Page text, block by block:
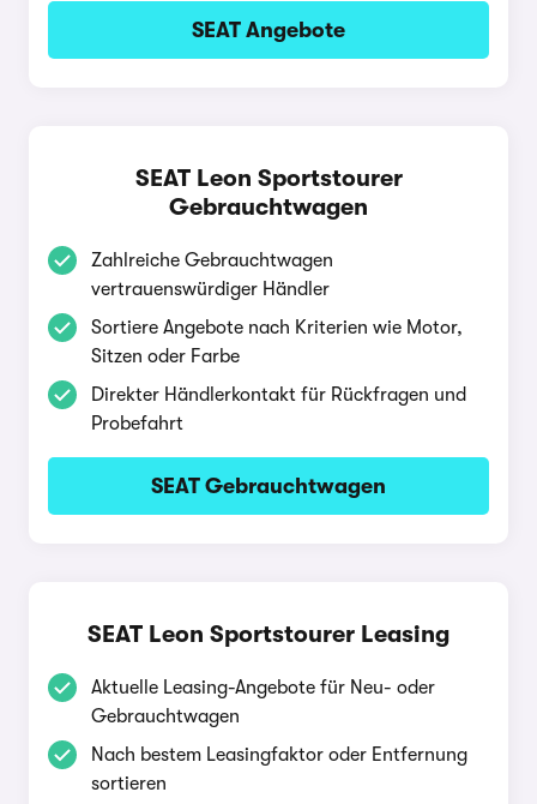
SEAT Angebote
SEAT Leon Sportstourer
Gebrauchtwagen
Zahlreiche Gebrauchtwagen
vertrauenswürdiger Händler
Sortiere Angebote nach Kriterien wie Motor,
Sitzen oder Farbe
Direkter Händlerkontakt für Rückfragen und
Probefahrt
SEAT Gebrauchtwagen
SEAT Leon Sportstourer Leasing
Aktuelle Leasing-Angebote für Neu- oder
Gebrauchtwagen
Nach bestem Leasingfaktor oder Entfernung
sortieren